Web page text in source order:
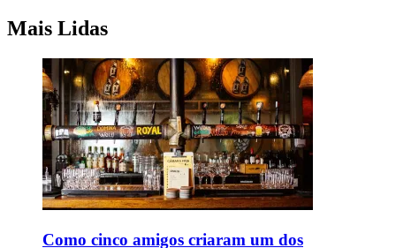
Mais Lidas
Como cinco amigos criaram um dos